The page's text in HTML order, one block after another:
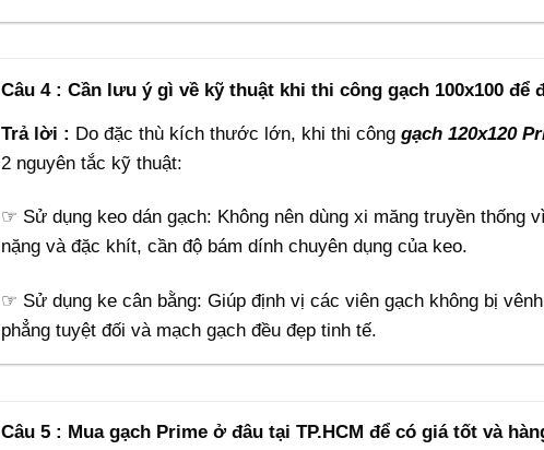
Câu 4 : Cần lưu ý gì về kỹ thuật khi thi công gạch 100x100 để
Trả lời : Do đặc thù kích thước lớn, khi thi công gạch 120x120
2 nguyên tắc kỹ thuật:
☞ Sử dụng keo dán gạch: Không nên dùng xi măng truyền thống
nặng và đặc khít, cần độ bám dính chuyên dụng của keo.
☞ Sử dụng ke cân bằng: Giúp định vị các viên gạch không bị
phẳng tuyệt đối và mạch gạch đều đẹp tinh tế.
Câu 5 : Mua gạch Prime ở đâu tại TP.HCM để có giá tốt và